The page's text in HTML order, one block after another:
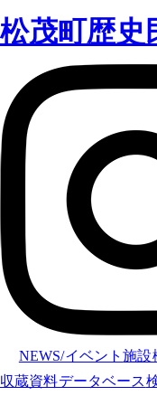
松茂町歴史
NEWS/イベント施設
収蔵資料データベース